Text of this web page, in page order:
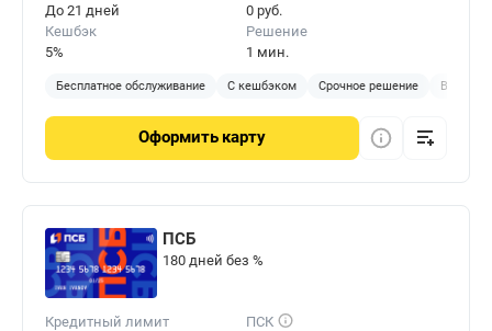
До 21 дней
0 руб.
Кешбэк
5%
Решение
1 мин.
Бесплатное обслуживание С кешбэком Срочное решение
Оформить карту
ПСБ
180 дней без %
Кредитный лимит
ПСК